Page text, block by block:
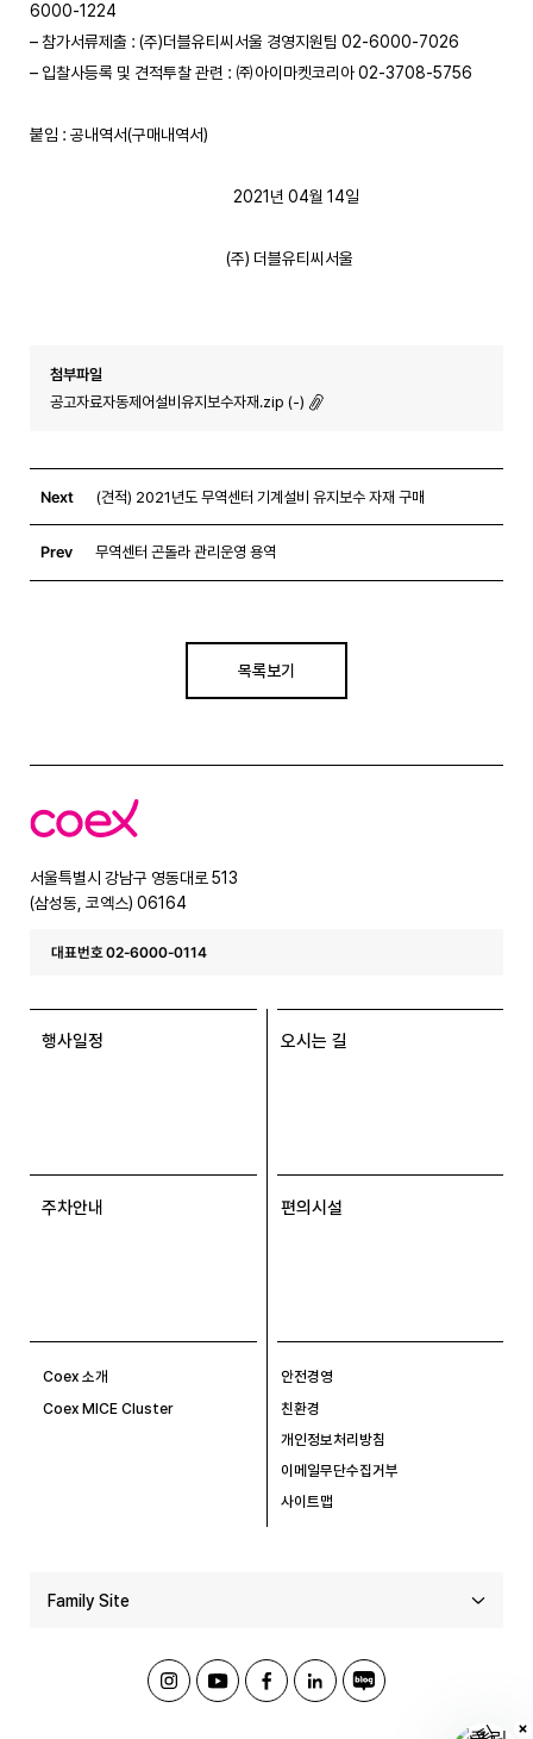
6000-1224
– 참가서류제출 : (주)더블유티씨서울 경영지원팀 02-6000-7026
– 입찰사등록 및 견적투찰 관련 : ㈜아이마켓코리아 02-3708-5756
붙임 : 공내역서(구매내역서)
2021년 04월 14일
(주) 더블유티씨서울
첨부파일
공고자료자동제어설비유지보수자재.zip (-)
Next (견적) 2021년도 무역센터 기계설비 유지보수 자재 구매
Prev 무역센터 곤돌라 관리운영 용역
목록보기
코
엑
서울특별시 강남구 영동대로 513
(삼성동, 코엑스) 06164
대표번호 02-6000-0114
행사일정 오시는 길
주차안내 편의시설
Coex 소개
Coex MICE Cluster
안전경영
친환경
개인정보처리방침
이메일무단수집거부
사이트맵
Family Site